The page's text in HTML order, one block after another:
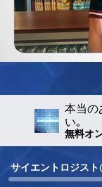
本当の
い｡
無料オ
サイエントロジスト